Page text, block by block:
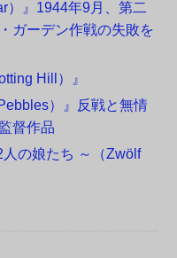
）』1944年9月、第二
ガーデン作戦の失敗を
Hill）』
）』反戦と無情
督作品
人の娘たち ～（Zwölf